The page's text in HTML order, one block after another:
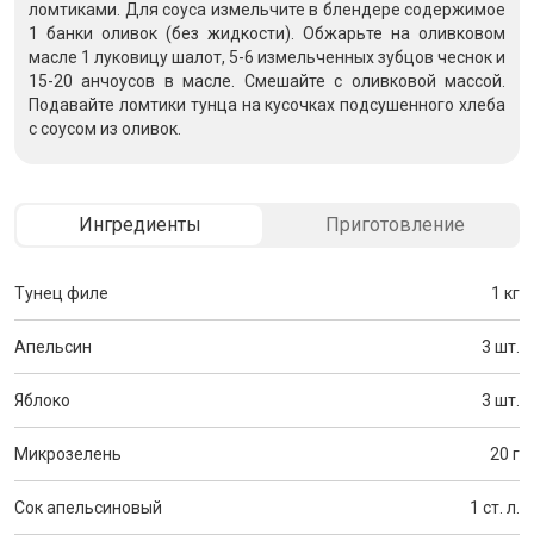
ломтиками. Для соуса измельчите в блендере содержимое
1 банки оливок (без жидкости). Обжарьте на оливковом
масле 1 луковицу шалот, 5-6 измельченных зубцов чеснок и
15-20 анчоусов в масле. Смешайте с оливковой массой.
Подавайте ломтики тунца на кусочках подсушенного хлеба
с соусом из оливок.
Ингредиенты Приготовление
Тунец филе 1 кг
Апельсин 3 шт.
Яблоко 3 шт.
Микрозелень 20 г
Сок апельсиновый 1 ст. л.